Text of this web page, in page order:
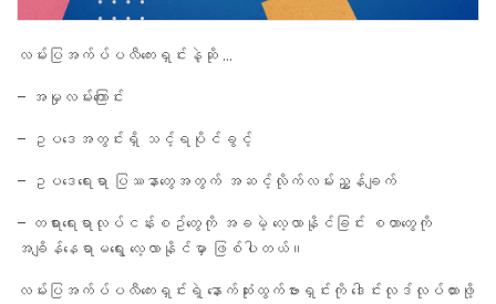
လမ်းပြအက်ပ်ပလီကေးရှင်းနဲ့ဆို …
– အမှုလမ်းကြောင်း
– ဥပဒေအတွင်းရှိ သင့်ရပိုင်ခွင့်
– ဥပဒေရေးရာ ပြဿနာတွေအတွက် အဆင့်လိုက်လမ်းညွှန်ချက်
– တရားရေးရာလုပ်ငန်းစဥ်တွေကို အခမဲ့ လေ့လာနိုင်ခြင်း စတာတွေကို
အချိန်နေရာမရွေး လေ့လာနိုင်မှာ ဖြစ်ပါတယ်။
လမ်းပြအက်ပ်ပလီကေးရှင်းရဲ့ နောက်ဆုံးထွက်ဗားရှင်းကို ဒေါင်းလုဒ်လုပ်ထားဖို့